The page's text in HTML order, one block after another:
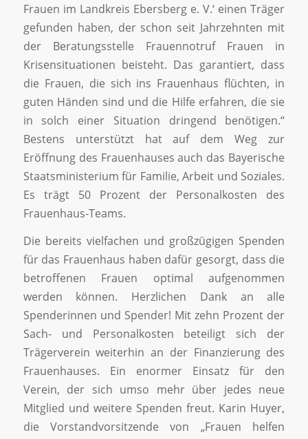
Frauen im Landkreis Ebersberg e. V.‘ einen Träger
gefunden haben, der schon seit Jahrzehnten mit
der Beratungsstelle Frauennotruf Frauen in
Krisensituationen beisteht. Das garantiert, dass
die Frauen, die sich ins Frauenhaus flüchten, in
guten Händen sind und die Hilfe erfahren, die sie
in solch einer Situation dringend benötigen.“
Bestens unterstützt hat auf dem Weg zur
Eröffnung des Frauenhauses auch das Bayerische
Staatsministerium für Familie, Arbeit und Soziales.
Es trägt 50 Prozent der Personalkosten des
Frauenhaus-Teams.
Die bereits vielfachen und großzügigen Spenden
für das Frauenhaus haben dafür gesorgt, dass die
betroffenen Frauen optimal aufgenommen
werden können. Herzlichen Dank an alle
Spenderinnen und Spender! Mit zehn Prozent der
Sach- und Personalkosten beteiligt sich der
Trägerverein weiterhin an der Finanzierung des
Frauenhauses. Ein enormer Einsatz für den
Verein, der sich umso mehr über jedes neue
Mitglied und weitere Spenden freut. Karin Huyer,
die Vorstandvorsitzende von „Frauen helfen